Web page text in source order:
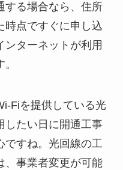
する場合なら、住所
時点ですぐに申し込
ンターネットが利用
Fiを提供している光
したい日に開通工事
ですね。光回線の工
、事業者変更が可能